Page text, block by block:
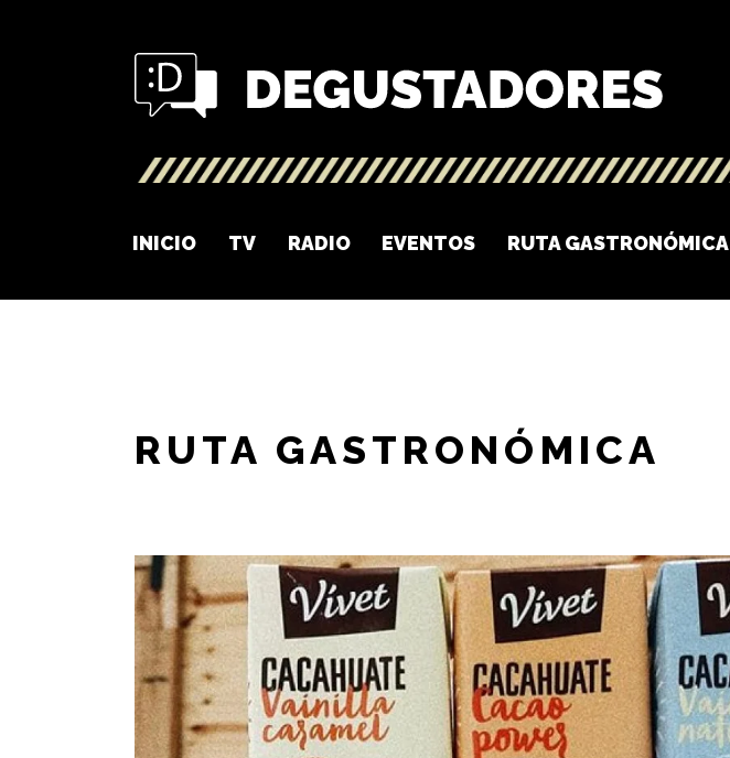
INICIO TV RADIO EVENTOS RUTA GASTRONÓMICA
RUTA GASTRONÓMICA